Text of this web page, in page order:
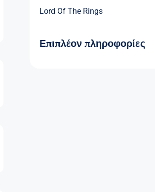
Lord Of The Rings
Επιπλέον πληροφορίες